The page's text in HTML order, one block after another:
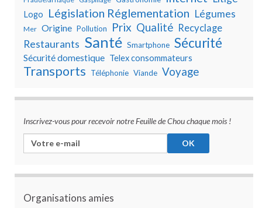
Logo Législation Réglementation Légumes
Mer Origine Pollution Prix Qualité Recyclage
Restaurants Santé Smartphone Sécurité
Sécurité domestique Telex consommateurs
Transports Téléphonie Viande Voyage
Inscrivez-vous pour recevoir notre Feuille de Chou chaque mois !
Organisations amies